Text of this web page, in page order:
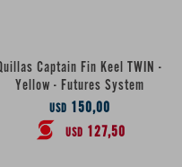
Captain Fin Keel TWIN -
Yellow - Futures System
USD 150,00
USD 127,50